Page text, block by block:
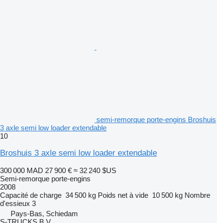
semi-remorque porte-engins Broshuis
3 axle semi low loader extendable
10
Broshuis 3 axle semi low loader extendable
300 000 MAD 27 900 € ≈ 32 240 $US
Semi-remorque porte-engins
2008
Capacité de charge 34 500 kg Poids net à vide 10 500 kg Nombre
d'essieux 3
Pays-Bas, Schiedam